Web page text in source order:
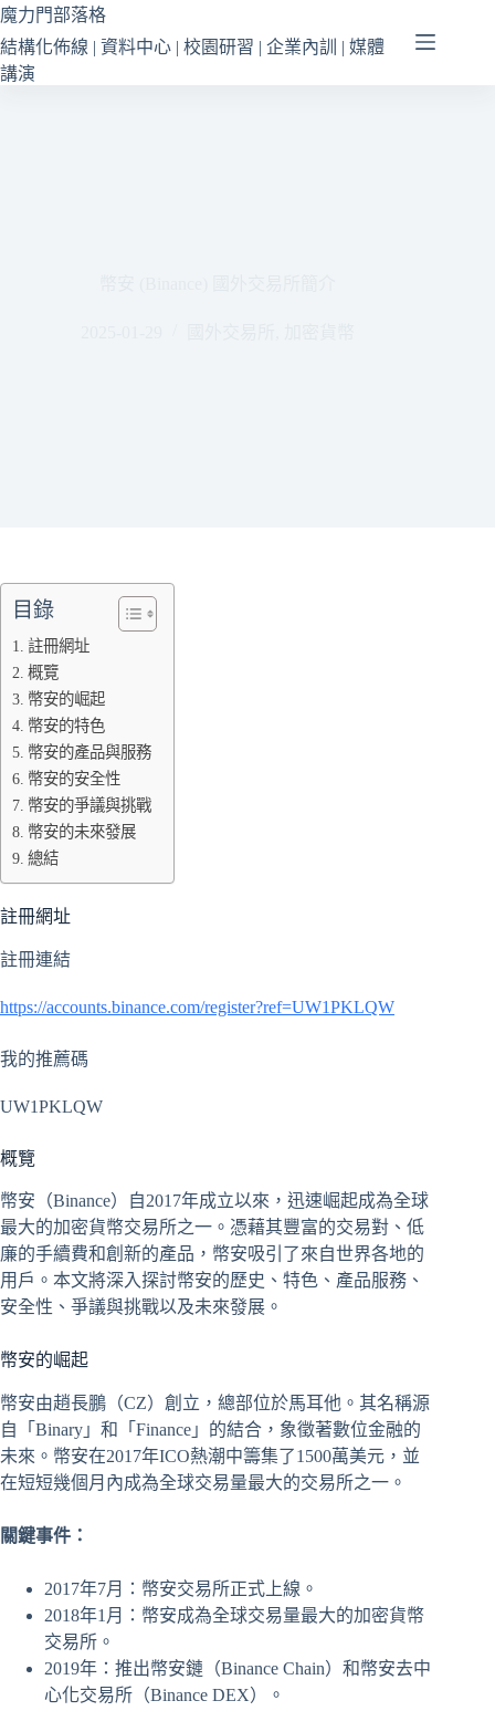
跳
至
主
魔力門部落格
結構化佈線 | 資料中心 | 校園研習 | 企業內訓 | 媒體
講演
目錄
註冊網址
概覽
幣安的崛起
幣安的特色
幣安的產品與服務
幣安的安全性
幣安的爭議與挑戰
幣安的未來發展
總結
註冊網址
註冊連結
https://accounts.binance.com/register?ref=UW1PKLQW
我的推薦碼
UW1PKLQW
概覽
幣安（Binance）自2017年成立以來，迅速崛起成為全球
最大的加密貨幣交易所之一。憑藉其豐富的交易對、低
廉的手續費和創新的產品，幣安吸引了來自世界各地的
用戶。本文將深入探討幣安的歷史、特色、產品服務、
安全性、爭議與挑戰以及未來發展。
幣安的崛起
幣安由趙長鵬（CZ）創立，總部位於馬耳他。其名稱源
自「Binary」和「Finance」的結合，象徵著數位金融的
未來。幣安在2017年ICO熱潮中籌集了1500萬美元，並
在短短幾個月內成為全球交易量最大的交易所之一。
關鍵事件：
2017年7月：幣安交易所正式上線。
2018年1月：幣安成為全球交易量最大的加密貨幣
交易所。
2019年：推出幣安鏈（Binance Chain）和幣安去中
心化交易所（Binance DEX）。